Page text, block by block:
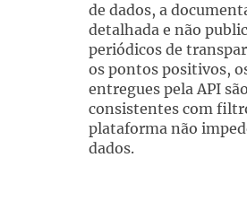
de dados, a
detalhada e não
periódicos de
os pontos positivos,
entregues pela API
consistentes com
plataforma não
dados.